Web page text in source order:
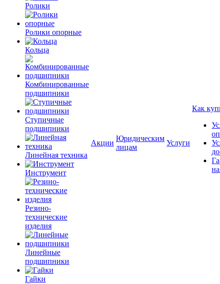
Ролики
Ролики опорные
Кольца
Комбинированные
подшипники
Ступичные
подшипники
Линейная техника
Инструмент
Резино-
технические
изделия
Линейные
подшипники
Гайки
Акции
Юридическим
лицам
Услуги
Как